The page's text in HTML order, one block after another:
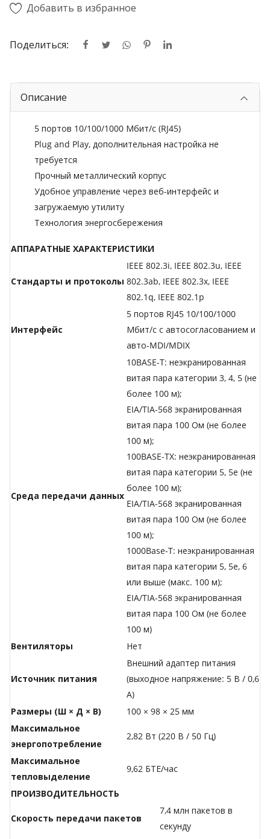
Добавить в избранное
Поделиться:
Описание
5 портов 10/100/1000 Мбит/с (RJ45)
Plug and Play, дополнительная настройка не
требуется
Прочный металлический корпус
Удобное управление через веб-интерфейс и
загружаемую утилиту
Технология энергосбережения
АППАРАТНЫЕ ХАРАКТЕРИСТИКИ
Стандарты и протоколы
IEEE 802.3i, IEEE 802.3u, IEEE
802.3ab, IEEE 802.3x, IEEE
802.1q, IEEE 802.1p
Интерфейс
5 портов RJ45 10/100/1000
Мбит/с с автосогласованием и
авто-MDI/MDIX
Среда передачи данных
10BASE-T: неэкранированная
витая пара категории 3, 4, 5 (не
более 100 м);
EIA/TIA-568 экранированная
витая пара 100 Ом (не более
100 м);
100BASE-TX: неэкранированная
витая пара категории 5, 5е (не
более 100 м);
EIA/TIA-568 экранированная
витая пара 100 Ом (не более
100 м);
1000Base-T: неэкранированная
витая пара категории 5, 5е, 6
или выше (макс. 100 м);
EIA/TIA-568 экранированная
витая пара 100 Ом (не более
100 м)
Вентиляторы
Нет
Источник питания
Внешний адаптер питания
(выходное напряжение: 5 В / 0,6
A)
Размеры (Ш × Д × В)
100 × 98 × 25 мм
Максимальное
энергопотребление
2,82 Вт (220 В / 50 Гц)
Максимальное
тепловыделение
9,62 БТЕ/час
ПРОИЗВОДИТЕЛЬНОСТЬ
Скорость передачи пакетов
7,4 млн пакетов в
секунду